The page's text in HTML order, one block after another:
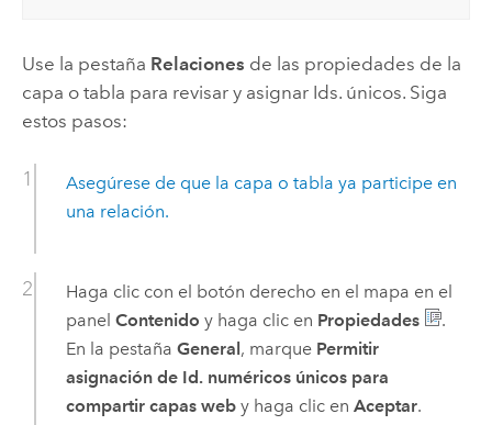
Use la pestaña Relaciones de las propiedades de la
capa o tabla para revisar y asignar Ids. únicos. Siga
estos pasos:
Asegúrese de que la capa o tabla ya participe en
una relación.
Haga clic con el botón derecho en el mapa en el
panel Contenido y haga clic en Propiedades
.
En la pestaña General, marque Permitir
asignación de Id. numéricos únicos para
compartir capas weby haga clic en Aceptar.